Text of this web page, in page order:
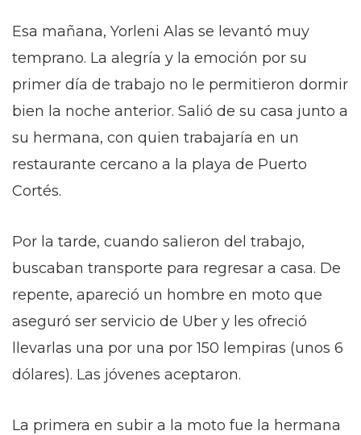
Esa mañana, Yorleni Alas se levantó muy
temprano. La alegría y la emoción por su
primer día de trabajo no le permitieron dormir
bien la noche anterior. Salió de su casa junto a
su hermana, con quien trabajaría en un
restaurante cercano a la playa de Puerto
Cortés.
Por la tarde, cuando salieron del trabajo,
buscaban transporte para regresar a casa. De
repente, apareció un hombre en moto que
aseguró ser servicio de Uber y les ofreció
llevarlas una por una por 150 lempiras (unos 6
dólares). Las jóvenes aceptaron.
La primera en subir a la moto fue la hermana